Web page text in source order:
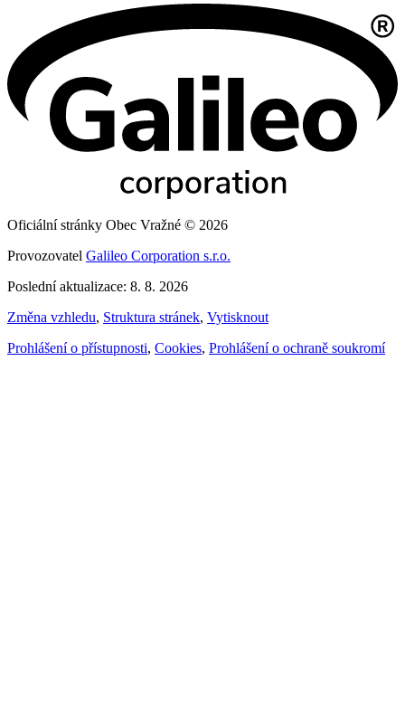
Oficiální stránky Obec Vražné © 2026
Provozovatel Galileo Corporation s.r.o.
Poslední aktualizace: 8. 8. 2026
Změna vzhledu, Struktura stránek, Vytisknout
Prohlášení o přístupnosti, Cookies, Prohlášení o ochraně soukromí